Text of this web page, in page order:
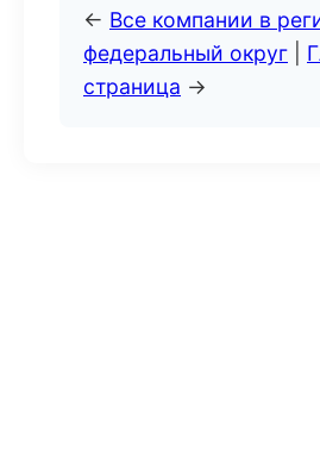
← Все компании в
федеральный округ
страница →